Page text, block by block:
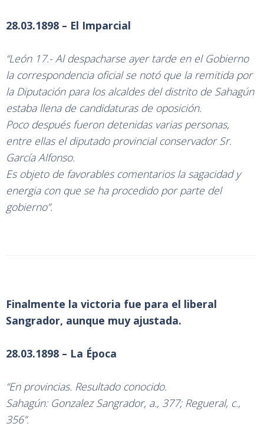
28.03.1898 – El Imparcial
“León 17.- Al despacharse ayer tarde en el Gobierno
la correspondencia oficial se notó que la remitida por
la Diputación para los alcaldes del distrito de Sahagún
estaba llena de candidaturas de oposición.
Poco después fueron detenidas varias personas,
entre ellas el diputado provincial conservador Sr.
García Alfonso.
Es objeto de favorables comentarios la sagacidad y
energia con que se ha procedido por parte del
gobierno”.
Finalmente la victoria fue para el liberal
Sangrador, aunque muy ajustada.
28.03.1898 – La Época
“En provincias. Resultado conocido.
Sahagún: Gonzalez Sangrador, a., 377; Regueral, c.,
356”.